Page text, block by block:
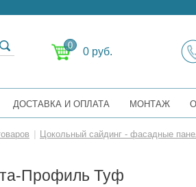
ДОСТАВКА И ОПЛАТА МОНТАЖ
Цокольный сайдинг - фасадные
Профиль Туф
0
0 руб.